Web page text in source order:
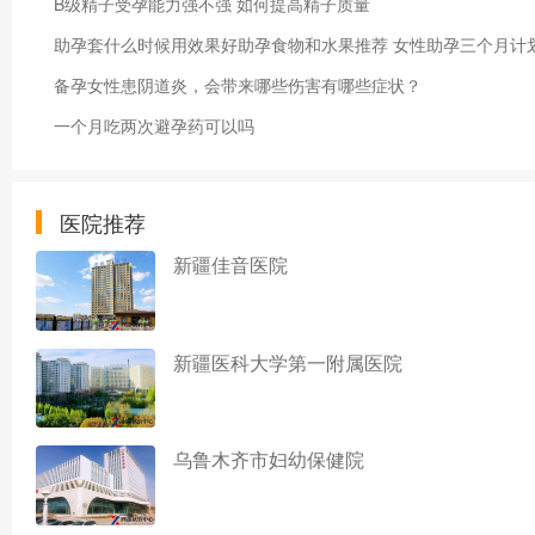
助孕套什么时候用效果好助孕食物和水果推荐 女性助孕三个月计
备孕女性患阴道炎，会带来哪些伤害有哪些症状？
一个月吃两次避孕药可以吗
医院推荐
新疆佳音医院
新疆医科大学第一附属医院
乌鲁木齐市妇幼保健院